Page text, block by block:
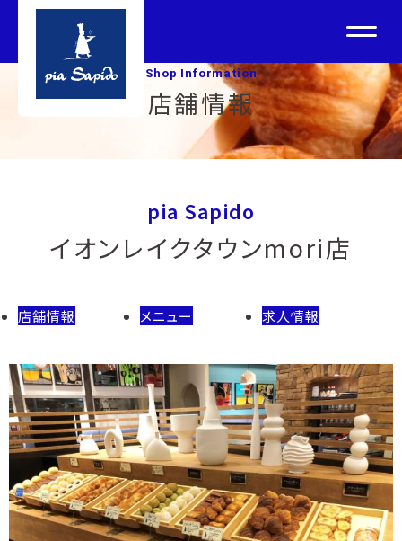
Shop Information
店舗情報
pia Sapido
イオンレイクタウンmori店
店舗情報 メニュー 求人情報